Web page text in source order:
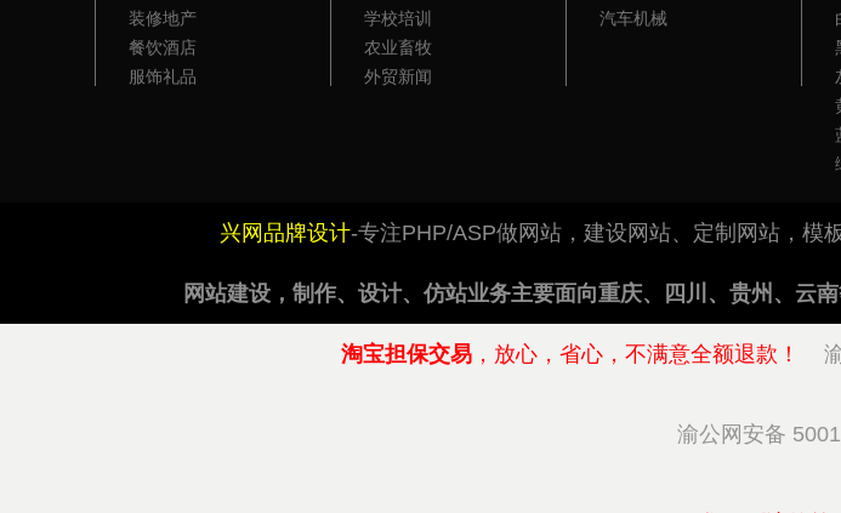
装修地产
餐饮酒店
服饰礼品
学校培训
农业畜牧
外贸新闻
汽车机械
兴网品牌设计-专注PHP/ASP做网站，建设网站、定制网站，模
淘宝担保交易，放心，省心，不满意全额退款！
渝公网安备
网站建设 ，制作、设计、仿站业务主要面向重庆、四川、贵州、云